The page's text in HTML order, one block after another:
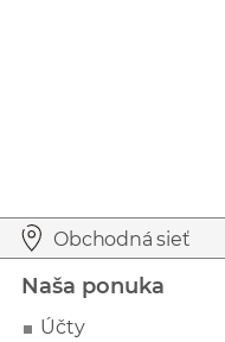
Obchodná sieť
Naša ponuka
Účty